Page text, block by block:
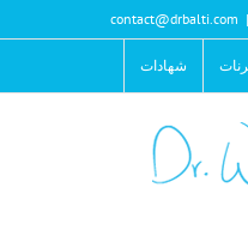
|
contact@drbalti.com
شهادات